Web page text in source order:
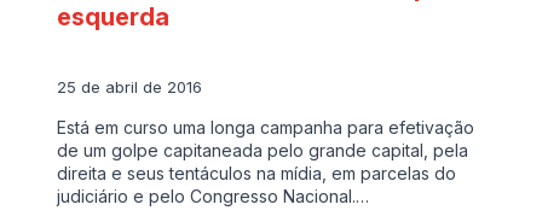
esquerda
25 de abril de 2016
Está em curso uma longa campanha para efetivação
de um golpe capitaneada pelo grande capital, pela
direita e seus tentáculos na mídia, em parcelas do
judiciário e pelo Congresso Nacional.…